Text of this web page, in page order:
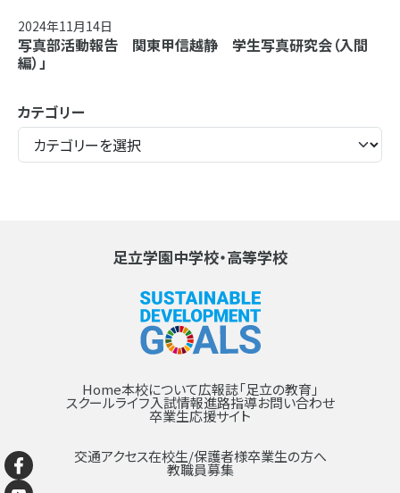
2024年11月14日
写真部活動報告 関東甲信越静 学生写真研究会（入間
編）」
カテゴリー
足立学園中学校・高等学校
Home本校について広報誌「足立の教育」
スクールライフ入試情報進路指導お問い合わせ
卒業生応援サイト
交通アクセス在校生/保護者様卒業生の方へ
教職員募集